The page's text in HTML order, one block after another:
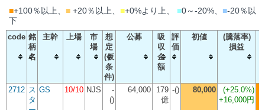
■+100％以上、 ■ +20％以上、 ■+0%より上、 ■0～-20%、 ■-20％以
下
code 銘
柄
名
主幹 上場
市
場
想
定
(仮
条
件)
公募
吸
収
金
額
評
価
初値
(騰落率)
損益
2712 ス
タ
GS 10/10 NJS
-
()
64,000
179
億
-() 80,000 (+25.0%)
+16,000円